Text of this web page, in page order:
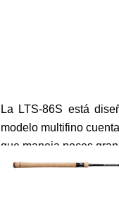
La LTS-86S está
modelo multifino
que maneja peces